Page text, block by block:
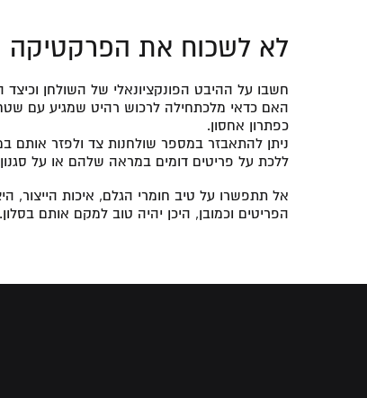
לא לשכוח את הפרקטיקה
חשבו על ההיבט הפונקציונאלי של השולחן
האם כדאי מלכתחילה לרכוש רהיט שמגיע עם
כפתרון אחסון.
ניתן להתאבזר במספר שולחנות צד ולפזר
ללכת על פריטים דומים במראה שלהם או על
אל תתפשרו על טיב חומרי הגלם, איכות הייצור,
הפריטים וכמובן, היכן יהיה טוב למקם אותם בסלון.